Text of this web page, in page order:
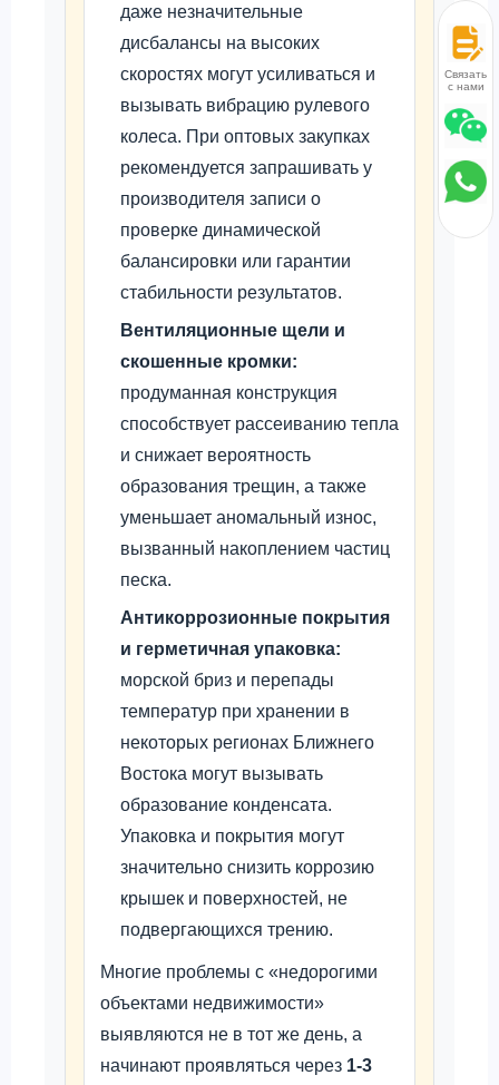
даже незначительные
дисбалансы на высоких
скоростях могут усиливаться и
вызывать вибрацию рулевого
колеса. При оптовых закупках
рекомендуется запрашивать у
производителя записи о
проверке динамической
балансировки или гарантии
стабильности результатов.
Вентиляционные щели и
скошенные кромки:
продуманная конструкция
способствует рассеиванию тепла
и снижает вероятность
образования трещин, а также
уменьшает аномальный износ,
вызванный накоплением частиц
песка.
Антикоррозионные покрытия
и герметичная упаковка:
морской бриз и перепады
температур при хранении в
некоторых регионах Ближнего
Востока могут вызывать
образование конденсата.
Упаковка и покрытия могут
значительно снизить коррозию
крышек и поверхностей, не
подвергающихся трению.
Многие проблемы с «недорогими
объектами недвижимости»
выявляются не в тот же день, а
начинают проявляться через 1-3
Связаться
с нами